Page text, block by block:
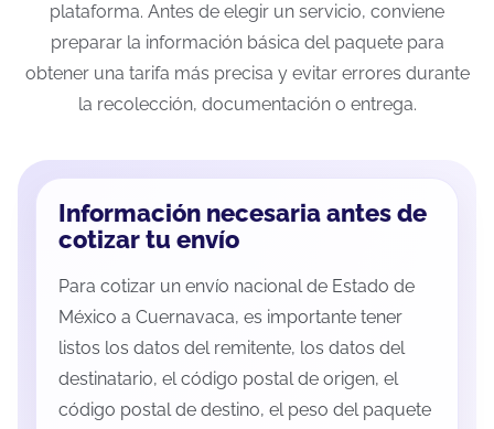
plataforma. Antes de elegir un servicio, conviene
preparar la información básica del paquete para
obtener una tarifa más precisa y evitar errores durante
la recolección, documentación o entrega.
Información necesaria antes de
cotizar tu envío
Para cotizar un envío nacional de Estado de
México a Cuernavaca, es importante tener
listos los datos del remitente, los datos del
destinatario, el código postal de origen, el
código postal de destino, el peso del paquete